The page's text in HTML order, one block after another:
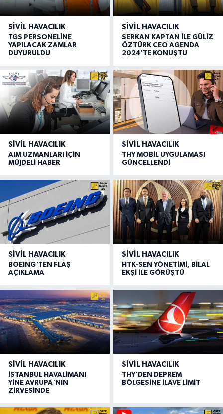
SIVIL HAVACILIK
TGS PERSONELİNE
YAPILACAK ZAMLAR
DUYURULDU
SIVIL HAVACILIK
SERKAN KAPTAN İLE GÜLİZ
ÖZTÜRK CEO AGENDA
2024'TE KONUŞTU
SIVIL HAVACILIK
AIM UZMANLARI İÇİN
MÜJDELİ HABER
SIVIL HAVACILIK
THY MOBİL UYGULAMASI
GÜNCELLENDİ
SIVIL HAVACILIK
BOEING'TEN FLAŞ
AÇIKLAMA
SIVIL HAVACILIK
HTK-SEN YÖNETİMİ, BİLAL
EKŞİ İLE GÖRÜŞTÜ
SIVIL HAVACILIK
İSTANBUL HAVALİMANI
YİNE AVRUPA'NIN
ZİRVESİNDE
SIVIL HAVACILIK
THY'DEN DEPREM
BÖLGESİNE İLAVE LİMİT